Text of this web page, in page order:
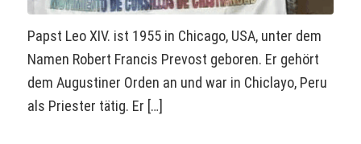
Papst Leo XIV. ist 1955 in Chicago, USA, unter dem
Namen Robert Francis Prevost geboren. Er gehört
dem Augustiner Orden an und war in Chiclayo, Peru
als Priester tätig. Er […]